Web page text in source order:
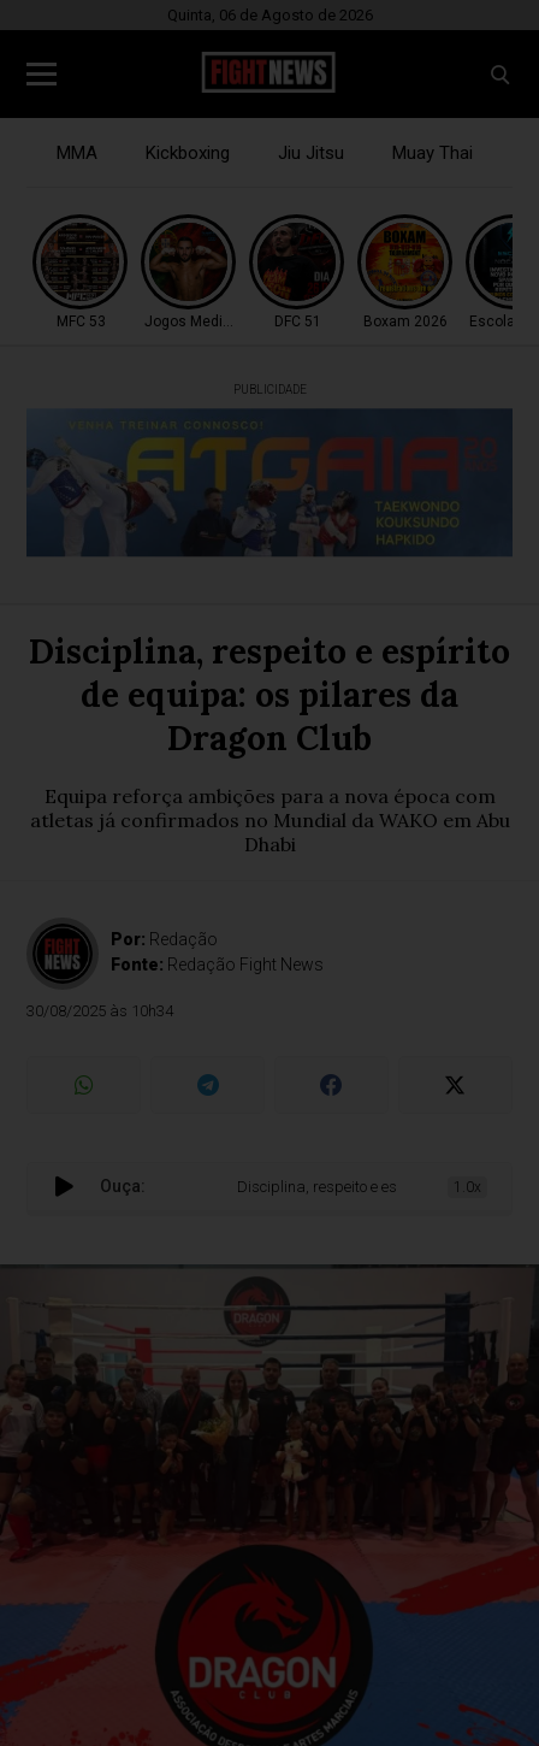
Quinta, 06 de Agosto de 2026
MMA Kickboxing Jiu Jitsu Muay Thai
MFC 53 Jogos MediterrâneoDFC 51 Boxam 2026 Escola
PUBLICIDADE
Disciplina, respeito e espírito
de equipa: os pilares da
Dragon Club
Equipa reforça ambições para a nova época com
atletas já confirmados no Mundial da WAKO em Abu
Dhabi
Por: Redação
Fonte: Redação Fight News
30/08/2025 às 10h34
Ouça: Disciplina, respeito e espírito de equipa: os
1.0x